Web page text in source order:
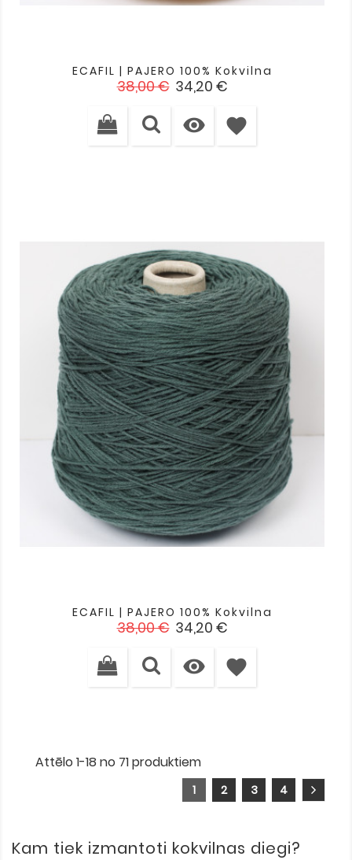
ECAFIL | PAJERO 100% Kokvilna
Standarta
38,00 € Cena
34,20 €
 favorite
ECAFIL | PAJERO 100% Kokvilna
Standarta
38,00 € Cena
34,20 €
 favorite
Attēlo 1-18 no 71 produktiem
1 2 3 4
Kam tiek izmantoti kokvilnas diegi?